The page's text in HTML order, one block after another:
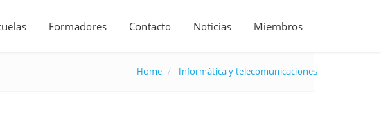
Formadores Contacto Noticias Miembros
Home Informática y telecomunicaciones